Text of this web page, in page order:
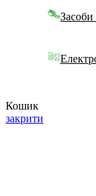
Кошик
закрити